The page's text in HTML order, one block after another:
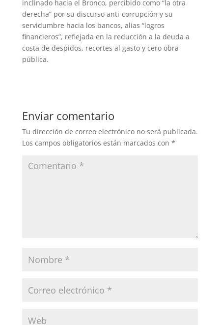
inclinado hacia el Bronco, percibido como “la otra
derecha” por su discurso anti-corrupción y su
servidumbre hacia los bancos, alias “logros
financieros”, reflejada en la reducción a la deuda a
costa de despidos, recortes al gasto y cero obra
pública.
Enviar comentario
Tu dirección de correo electrónico no será publicada.
Los campos obligatorios están marcados con *